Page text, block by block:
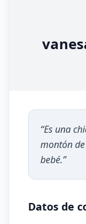
“Es una
montón
bebé.”
Datos de